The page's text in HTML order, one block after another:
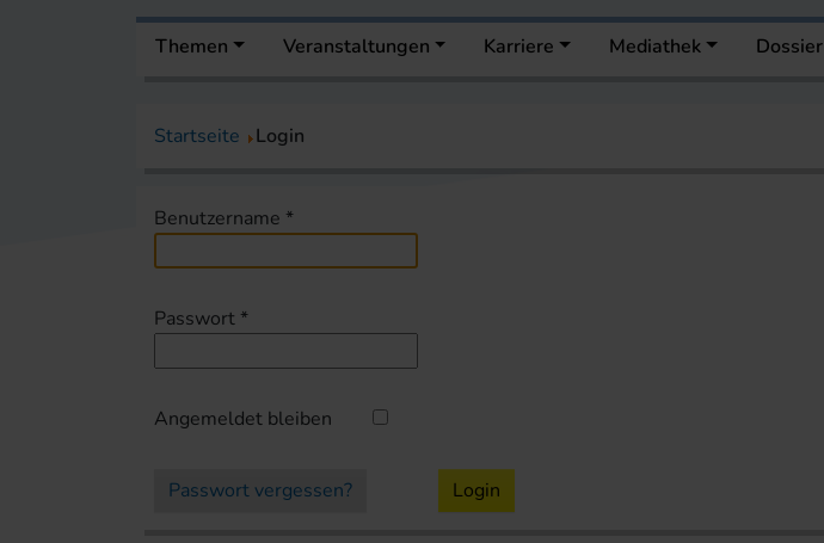
Themen Veranstaltungen Karriere Mediathek Dossier
Startseite Login
Benutzername *
Passwort *
Angemeldet bleiben
Passwort vergessen? Login